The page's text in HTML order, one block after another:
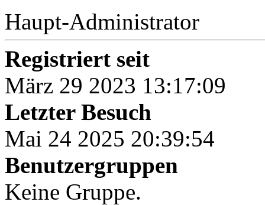
Haupt-Administrator
Registriert seit
März 29 2023 13:17:09
Letzter Besuch
Mai 24 2025 20:39:54
Benutzergruppen
Keine Gruppe.